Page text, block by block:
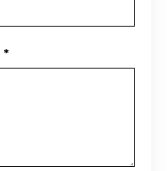
*